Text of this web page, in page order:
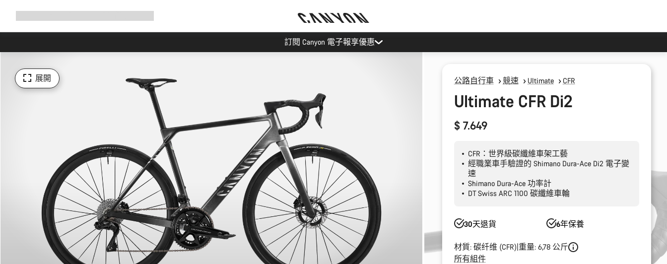
導
訂閱 Canyon 電子報享優惠
展開 公路自行車 競速 Ultimate CFR
Ultimate CFR Di2
$ 7.649
CFR：世界級碳纖維車架工藝
經職業車手驗證的 Shimano Dura-Ace Di2 電子變
速
Shimano Dura-Ace 功率計
DT Swiss ARC 1100 碳纖維車輪
30天退貨 6年保養
材質: 碳纤维 (CFR) 重量: 6,78 公斤
所有組件